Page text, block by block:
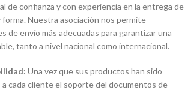
de confianza y con experiencia en la entrega de
Nuestra asociación nos permite
de envío más adecuadas para garantizar una
tanto a nivel nacional como internacional.
Una vez que sus productos han sido
a cada cliente el soporte del documentos de